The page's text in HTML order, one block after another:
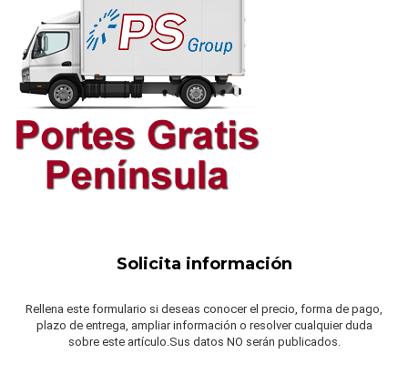
Solicita información
Rellena este formulario si deseas conocer el precio, forma de pago,
plazo de entrega, ampliar información o resolver cualquier duda
sobre este artículo.Sus datos NO serán publicados.